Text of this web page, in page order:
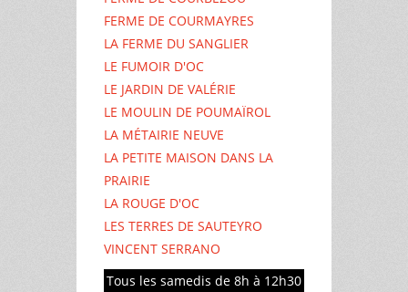
FERME DE COURMAYRES
LA FERME DU SANGLIER
LE FUMOIR D'OC
LE JARDIN DE VALÉRIE
LE MOULIN DE POUMAÏROL
LA MÉTAIRIE NEUVE
LA PETITE MAISON DANS LA
PRAIRIE
LA ROUGE D'OC
LES TERRES DE SAUTEYRO
VINCENT SERRANO
Tous les samedis de 8h à 12h30